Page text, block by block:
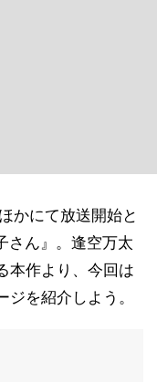
かにて放送開始と
さん』。逢空万太
本作より、今回は
を紹介しよう。